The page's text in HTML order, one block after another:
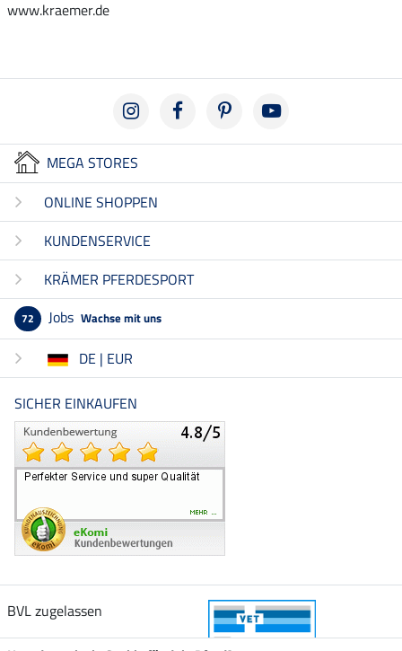
www.kraemer.de
MEGA STORES
ONLINE SHOPPEN
KUNDENSERVICE
KRÄMER PFERDESPORT
72 Jobs Wachse mit uns
DE | EUR
SICHER EINKAUFEN
BVL zugelassen